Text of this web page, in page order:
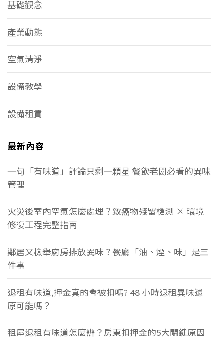
基礎觀念
產業動態
空氣清淨
設備教學
設備租賃
最新內容
一句「有味道」評論只剩一顆星 餐飲老闆必看的異味
管理
火災後室內空氣怎麼處理？致癌物殘留檢測 × 環境
修復工程完整指南
鄰居又檢舉廚房排放異味？餐廳「油、煙、味」是三
件事
退租有味道,押金真的會被扣嗎? 48 小時退租異味還
原可能嗎？
租屋退租有味道怎麼辦？房東扣押金的5大關鍵原因